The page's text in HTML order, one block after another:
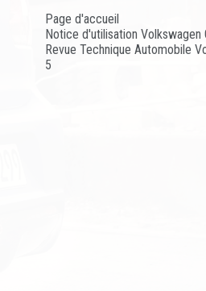
Page d'accueil
Notice d'utilisation Volkswagen
Revue Technique Automobile
5